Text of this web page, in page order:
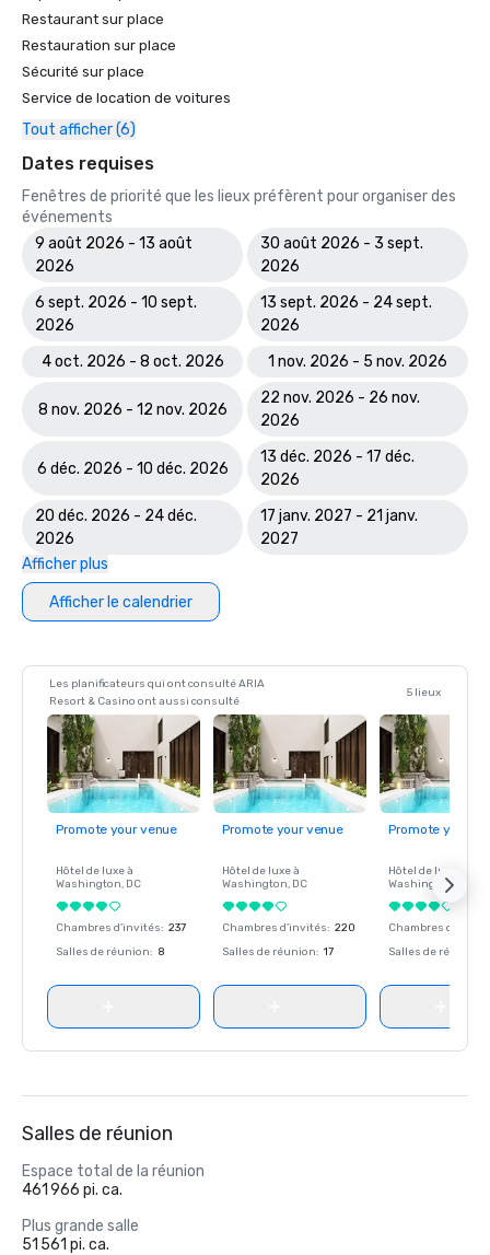
Restaurant sur place
Restauration sur place
Sécurité sur place
Service de location de voitures
Tout afficher (6)
Dates requises
Fenêtres de priorité que les lieux préfèrent pour organiser des
événements
9 août 2026 - 13 août
2026
30 août 2026 - 3 sept.
2026
6 sept. 2026 - 10 sept.
2026
13 sept. 2026 - 24 sept.
2026
4 oct. 2026 - 8 oct. 2026
1 nov. 2026 - 5 nov. 2026
8 nov. 2026 - 12 nov. 2026
22 nov. 2026 - 26 nov.
2026
6 déc. 2026 - 10 déc. 2026
13 déc. 2026 - 17 déc.
2026
20 déc. 2026 - 24 déc.
2026
17 janv. 2027 - 21 janv.
2027
Afficher plus
Afficher le calendrier
Les planificateurs qui ont consulté ARIA
Resort & Casino ont aussi consulté
5 lieux
Promote your venue
Hôtel de luxe à
Washington, DC
Chambres d'invités: 237
Salles de réunion: 8
Promote your venue
Hôtel de luxe à
Washington, DC
Chambres d'invités: 220
Salles de réunion: 17
Promote your
Hôtel de luxe à
Washington
Chambres
Salles de réunion
Salles de réunion
Espace total de la réunion
461 966 pi. ca.
Plus grande salle
51 561 pi. ca.